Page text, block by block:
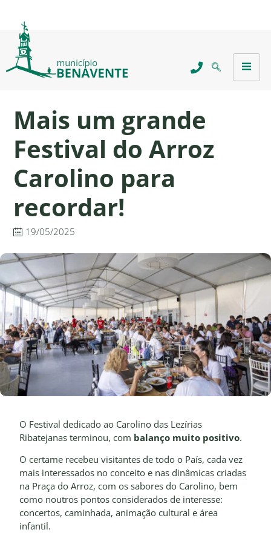
Mais um grande
Festival do Arroz
Carolino para
recordar!
19/05/2025
O Festival dedicado ao Carolino das Lezírias
Ribatejanas terminou, com balanço muito positivo.
O certame recebeu visitantes de todo o País, cada vez
mais interessados no conceito e nas dinâmicas criadas
na Praça do Arroz, com os sabores do Carolino, bem
como noutros pontos considerados de interesse:
concertos, caminhada, animação cultural e área
infantil.